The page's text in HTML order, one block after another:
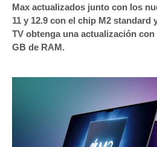
Max actualizados junto con los
11 y 12.9 con el chip M2 standard
TV obtenga una actualización
GB de RAM.